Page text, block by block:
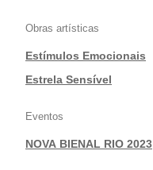
Obras artísticas
Estímulos Emocionais
|Estrela Sensível
Eventos
NOVA BIENAL RIO 2023